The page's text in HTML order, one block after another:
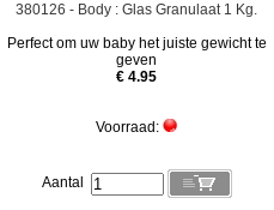
380126 - Body : Glas Granulaat 1 Kg.
Perfect om uw baby het juiste gewicht te
geven
€ 4.95
Voorraad:
Aantal